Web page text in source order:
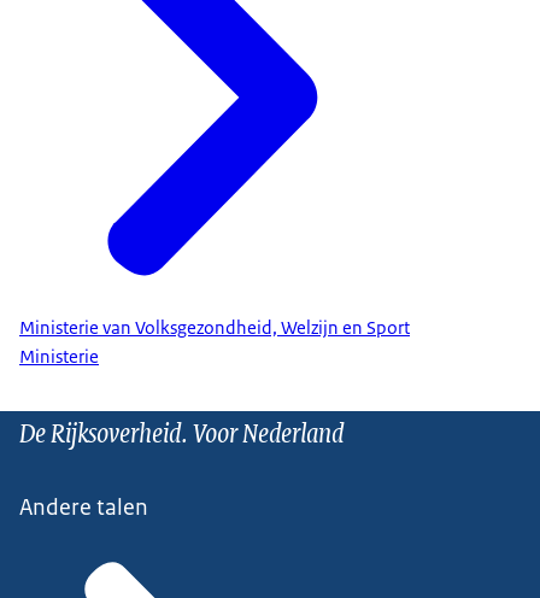
Ministerie van Volksgezondheid, Welzijn en Sport
Ministerie
De Rijksoverheid. Voor Nederland
Andere talen